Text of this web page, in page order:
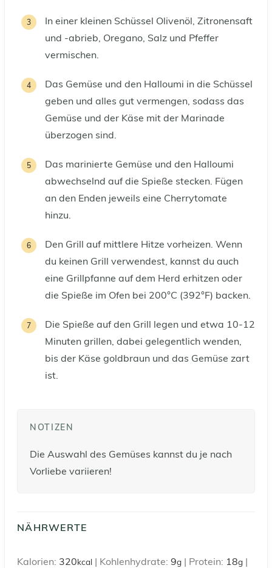
In einer kleinen Schüssel Olivenöl, Zitronensaft
und -abrieb, Oregano, Salz und Pfeffer
vermischen.
Das Gemüse und den Halloumi in die Schüssel
geben und alles gut vermengen, sodass das
Gemüse und der Käse mit der Marinade
überzogen sind.
Das marinierte Gemüse und den Halloumi
abwechselnd auf die Spieße stecken. Fügen
an den Enden jeweils eine Cherrytomate
hinzu.
Den Grill auf mittlere Hitze vorheizen. Wenn
du keinen Grill verwendest, kannst du auch
eine Grillpfanne auf dem Herd erhitzen oder
die Spieße im Ofen bei 200°C (392°F) backen.
Die Spieße auf den Grill legen und etwa 10-12
Minuten grillen, dabei gelegentlich wenden,
bis der Käse goldbraun und das Gemüse zart
ist.
NOTIZEN
Die Auswahl des Gemüses kannst du je nach
Vorliebe variieren!
NÄHRWERTE
Kalorien: 320 kcal Kohlenhydrate: 9g Protein: 18g